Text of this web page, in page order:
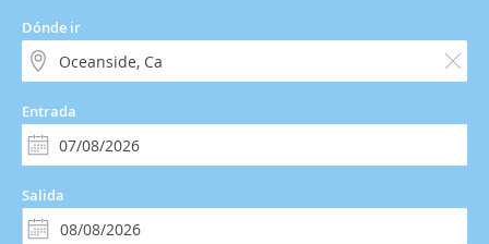
Dónde ir
Entrada
Salida